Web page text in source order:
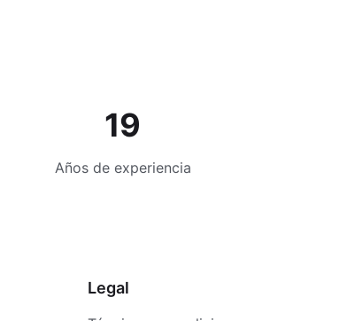
19
Años de experiencia
Legal